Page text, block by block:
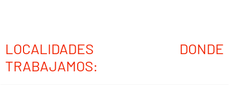
LOCALIDADES DONDE
TRABAJAMOS: